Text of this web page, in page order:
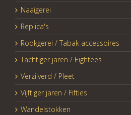
Naaigerei
Replica's
Rookgerei / Tabak accessoires
Tachtiger jaren / Eightees
Verzilverd / Pleet
Vijftiger jaren / Fifties
Wandelstokken